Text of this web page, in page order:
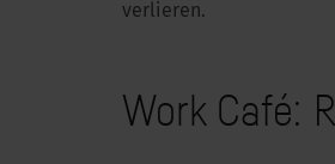
verlieren.
Work Café: